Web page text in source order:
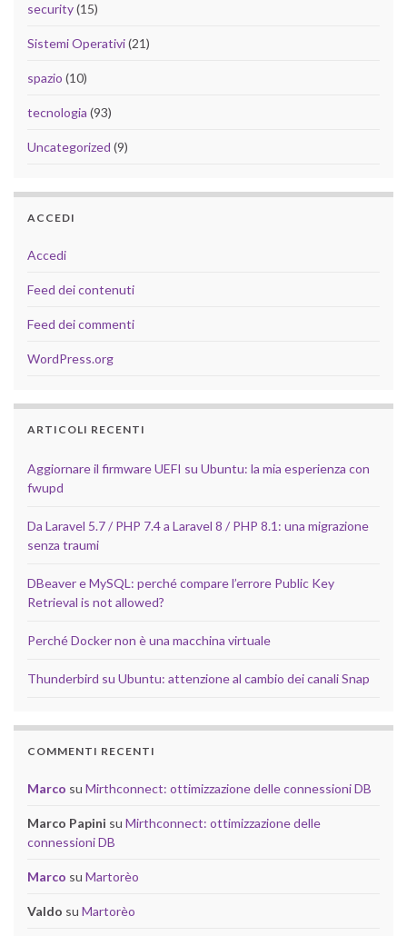
security(15)
Sistemi Operativi(21)
spazio (10)
tecnologia (93)
Uncategorized (9)
ACCEDI
Accedi
Feed dei contenuti
Feed dei commenti
WordPress.org
ARTICOLI RECENTI
Aggiornare il firmware UEFI su Ubuntu: la mia esperienza con
fwupd
Da Laravel 5.7 / PHP 7.4 a Laravel 8 / PHP 8.1: una migrazione
senza traumi
DBeaver e MySQL: perché compare l’errore Public Key
Retrieval is not allowed?
Perché Docker non è una macchina virtuale
Thunderbird su Ubuntu: attenzione al cambio dei canali Snap
COMMENTI RECENTI
Marco su Mirthconnect: ottimizzazione delle connessioni DB
Marco Papini su Mirthconnect: ottimizzazione delle
connessioni DB
Marco su Martorèo
Valdo su Martorèo